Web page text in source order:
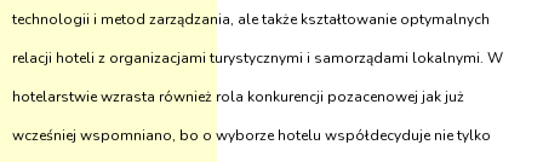
technologii i metod zarządzania, ale także kształtowanie optymalnych
relacji hoteli z organizacjami turystycznymi i samorządami lokalnymi. W
hotelarstwie wzrasta również rola konkurencji pozacenowej jak już
wcześniej wspomniano, bo o wyborze hotelu współdecyduje nie tylko